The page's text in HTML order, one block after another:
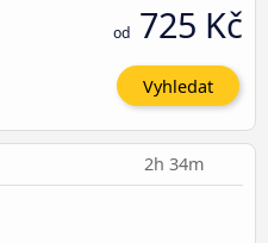
od 725 Kč
Vyhledat
2h 34m